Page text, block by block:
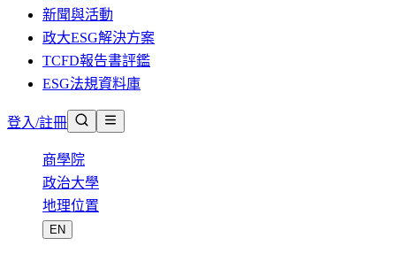
新聞與活動
政大ESG解決方案
TCFD報告書評鑑
ESG法規資料庫
登入/註冊
商學院
政治大學
地理位置
EN